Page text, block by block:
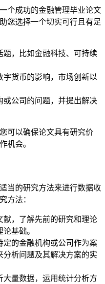
个成功的金融管理毕业论文
您选择一个切实可行且有足
，比如金融科技、可持续
货币的影响，市场创新以
公司的问题，并提出解决
可以确保论文具有研究价
机会。
当的研究方法来进行数据收
方法：
，了解先前的研究和理论
基础。
的金融机构或公司作为案
析问题及其解决方案的实
量数据，运用统计分析方